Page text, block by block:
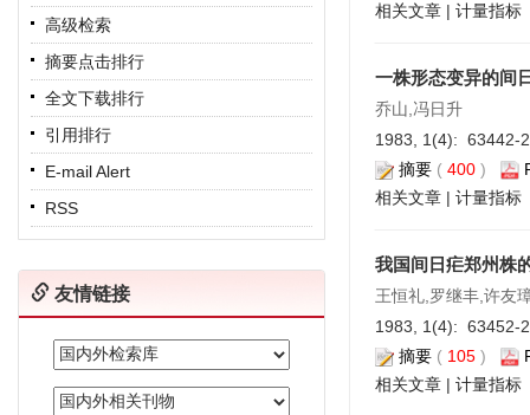
高级检索
摘要点击排行
全文下载排行
引用排行
E-mail Alert
RSS
友情链接
相关文章 | 计量指标
一株形态变异的间
乔山,冯日升
1983, 1(4): 63442-
摘要 ( 400 )
相关文章 | 计量指标
我国间日疟郑州株
王恒礼,罗继丰,许友
1983, 1(4): 63452-
摘要 ( 105 )
相关文章 | 计量指标